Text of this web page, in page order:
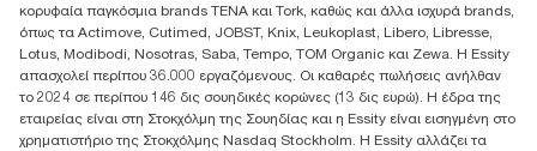
κορυφαία παγκόσμια brands TENA και Tork, καθώς και άλλα ισχυρά brands,
όπως τα Actimove, Cutimed, JOBST, Knix, Leukoplast, Libero, Libresse,
Lotus, Modibodi, Nosotras, Saba, Tempo, TOM Organic και Zewa. Η Essity
απασχολεί περίπου 36.000 εργαζόμενους. Οι καθαρές πωλήσεις ανήλθαν
το 2024 σε περίπου 146 δις σουηδικές κορώνες (13 δις ευρώ). Η έδρα της
εταιρείας είναι στη Στοκχόλμη της Σουηδίας και η Essity είναι εισηγμένη στο
χρηματιστήριο της Στοκχόλμης Nasdaq Stockholm. Η Essity αλλάζει τα